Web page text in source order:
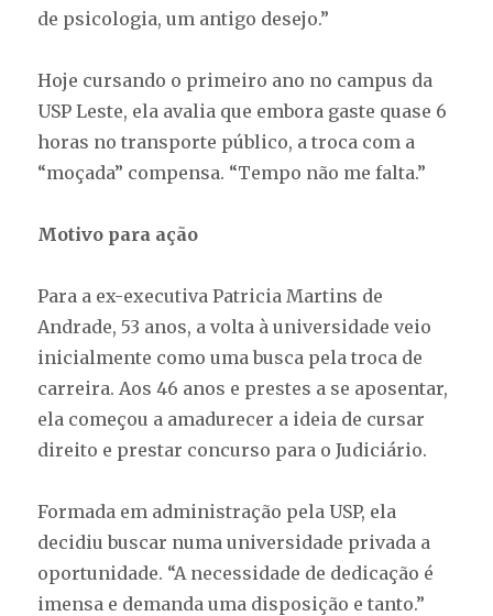
de psicologia, um antigo desejo.”
Hoje cursando o primeiro ano no campus da
USP Leste, ela avalia que embora gaste quase 6
horas no transporte público, a troca com a
“moçada” compensa. “Tempo não me falta.”
Motivo para ação
Para a ex-executiva Patricia Martins de
Andrade, 53 anos, a volta à universidade veio
inicialmente como uma busca pela troca de
carreira. Aos 46 anos e prestes a se aposentar,
ela começou a amadurecer a ideia de cursar
direito e prestar concurso para o Judiciário.
Formada em administração pela USP, ela
decidiu buscar numa universidade privada a
oportunidade. “A necessidade de dedicação é
imensa e demanda uma disposição e tanto.”